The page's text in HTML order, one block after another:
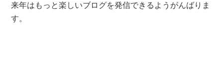
来年はもっと楽しいブログを発信できるようがんばりま
す。